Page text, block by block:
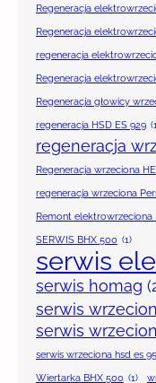
Regeneracja
Regeneracja
regeneracja
Regeneracja
Regeneracja głowicy
regeneracja HSD ES 929
regeneracja
Regeneracja wrzeciona
regeneracja wrzeciona
Remont elektrowrzeciona
SERWIS BHX 500 (1)
serwis
serwis homag
serwis
serwis
serwis wrzeciona hsd es
Wiertarka BHX 500 (1)